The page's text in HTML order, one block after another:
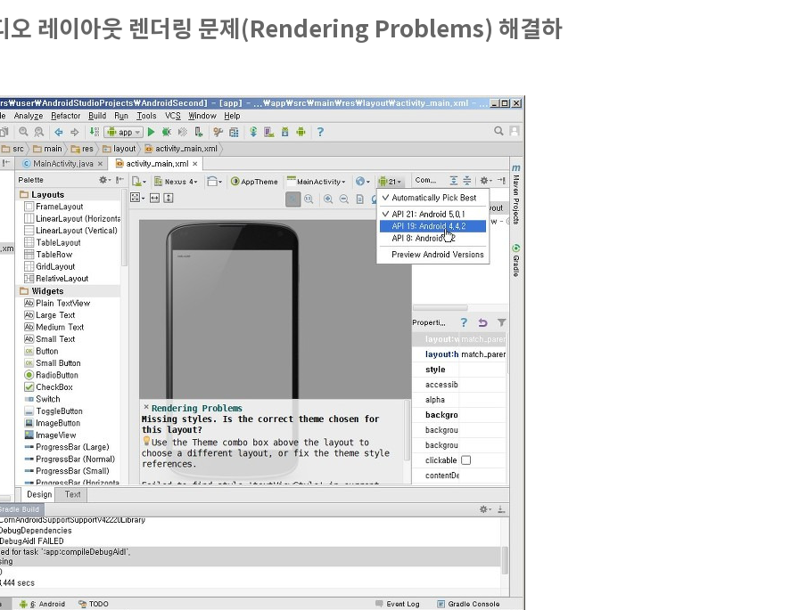
오 레이아웃 렌더링 문제(Rendering Problems) 해결하